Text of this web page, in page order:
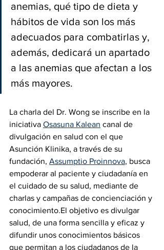
anemias, qué tipo de dieta y
hábitos de vida son los más
adecuados para combatirlas y,
además, dedicará un apartado
a las anemias que afectan a los
más mayores.
La charla del Dr. Wong se inscribe en la
iniciativa Osasuna Kalean canal de
divulgación en salud con el que
Asunción Klinika, a través de su
fundación, Assumptio Proinnova, busca
empoderar al paciente y ciudadanía en
el cuidado de su salud, mediante de
charlas y campañas de concienciación y
conocimiento.El objetivo es divulgar
salud, de una forma sencilla y eficaz y
difundir unos conocimientos básicos
que permitan a los ciudadanos de la